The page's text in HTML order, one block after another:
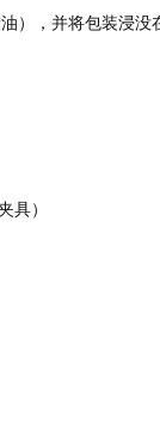
），并将包装浸
具）